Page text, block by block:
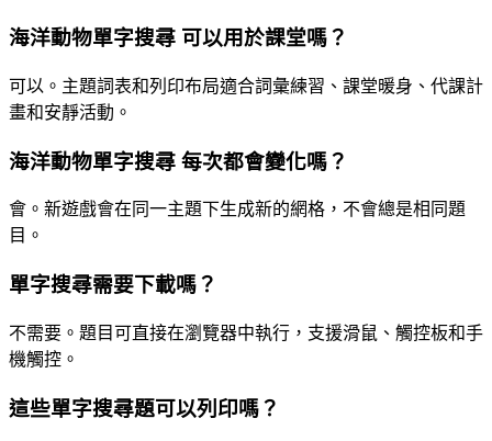
海洋動物單字搜尋 可以用於課堂嗎？
可以。主題詞表和列印布局適合詞彙練習、課堂暖身、代課計
畫和安靜活動。
海洋動物單字搜尋 每次都會變化嗎？
會。新遊戲會在同一主題下生成新的網格，不會總是相同題
目。
單字搜尋需要下載嗎？
不需要。題目可直接在瀏覽器中執行，支援滑鼠、觸控板和手
機觸控。
這些單字搜尋題可以列印嗎？